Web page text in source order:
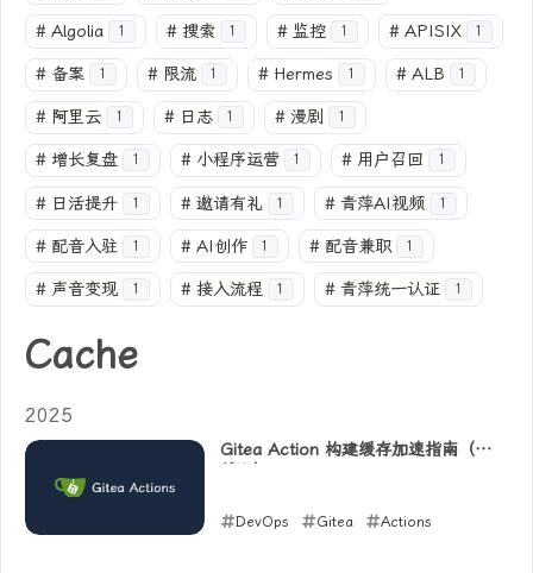
# Algolia 1 # 搜索 1 # 监控 1 # APISIX 1
# 备案 1 # 限流 1 # Hermes 1 # ALB 1
# 阿里云 1 # 日志 1 # 漫剧 1
# 增长复盘 1 # 小程序运营 1 # 用户召回 1
# 日活提升 1 # 邀请有礼 1 # 青萍AI视频 1
# 配音入驻 1 # AI创作 1 # 配音兼职 1
# 声音变现 1 # 接入流程 1 # 青萍统一认证 1
Cache
2025
Gitea Action 构建缓存加速指南（实
DevOps Gitea Actions